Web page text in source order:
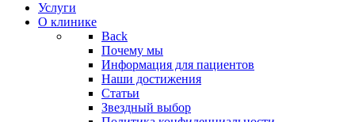
Услуги
О клинике
Back
Почему мы
Информация для пациентов
Наши достижения
Статьи
Звездный выбор